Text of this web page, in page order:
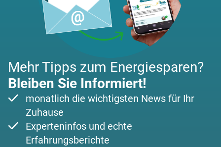
Mehr Tipps zum Energiesparen?
Bleiben Sie Informiert!
monatlich die wichtigsten News für Ihr
Zuhause
Experteninfos und echte
Erfahrungsberichte